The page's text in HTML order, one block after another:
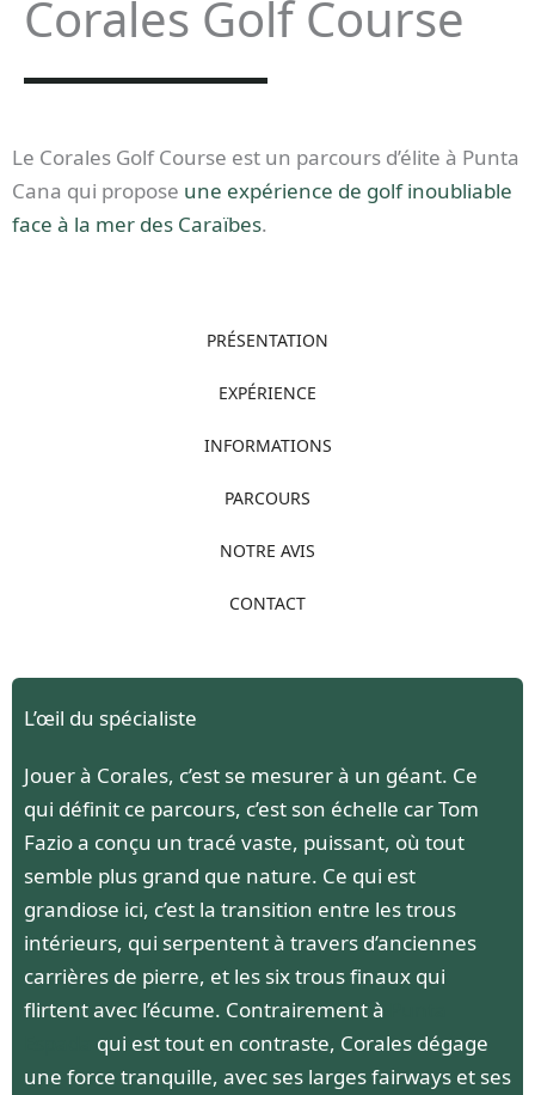
Corales Golf Course
Le Corales Golf Course est un parcours d’élite à Punta
Cana qui propose une expérience de golf inoubliable
face à la mer des Caraïbes.
PRÉSENTATION
EXPÉRIENCE
INFORMATIONS
PARCOURS
NOTRE AVIS
CONTACT
L’œil du spécialiste
Jouer à Corales, c’est se mesurer à un géant. Ce
qui définit ce parcours, c’est son échelle car Tom
Fazio a conçu un tracé vaste, puissant, où tout
semble plus grand que nature. Ce qui est
grandiose ici, c’est la transition entre les trous
intérieurs, qui serpentent à travers d’anciennes
carrières de pierre, et les six trous finaux qui
flirtent avec l’écume. Contrairement à
qui est tout en contraste, Corales dégage
une force tranquille, avec ses larges fairways et ses